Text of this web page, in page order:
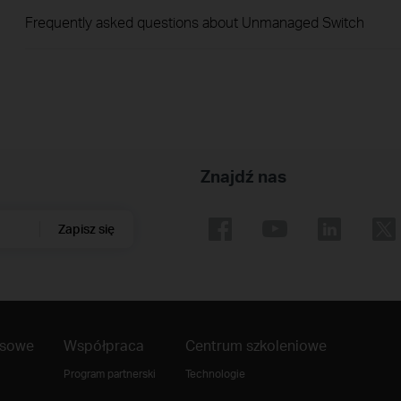
Frequently asked questions about Unmanaged Switch
Zapisz się
Znajdź nas
Współpraca
Program partnerski
Centrum szkoleniowe
Technologie